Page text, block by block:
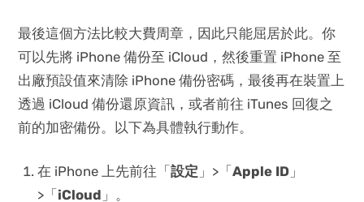
最後這個方法比較大費周章，因此只能屈居於此。你
可以先將 iPhone 備份至 iCloud，然後重置 iPhone 至
出廠預設值來清除 iPhone 備份密碼，最後再在裝置上
透過 iCloud 備份還原資訊，或者前往 iTunes 回復之
前的加密備份。以下為具體執行動作。
在 iPhone 上先前往「設定 」>「Apple ID 」
>「 iCloud 」。